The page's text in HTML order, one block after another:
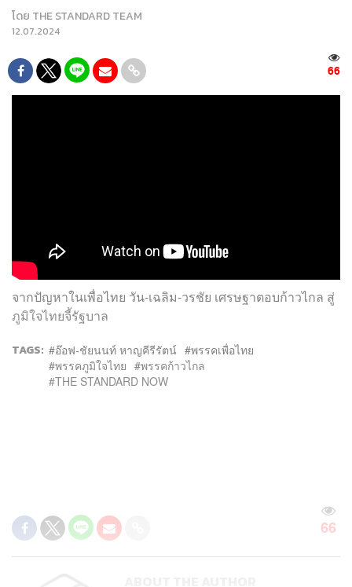
โดย THE STANDARD TEAM
12.07.2024
66
จากปัญหาในเพื่อไทย วัน-เฉลิม-วรชัย เศรษฐาตอบก้าวไกล สู่
ภูมิใจไทยจี้รัฐบาล
TAGS: อ๊อฟ-ชัยนนท์ หาญคีรีรัตน์
พรรคเพื่อไทย
พรรคภูมิใจไทย
พรรคก้าวไกล
THE STANDARD NOW
66